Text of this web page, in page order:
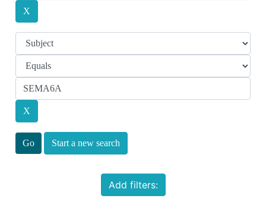
Start a new search
Add filters: